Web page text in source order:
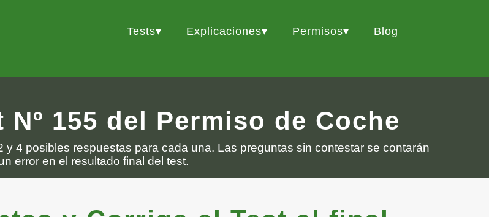
Tests Explicaciones Permisos Blog
155 del Permiso de Coche
y 4 posibles respuestas para cada una. Las preguntas sin contestar se contarán
error en el resultado final del test.